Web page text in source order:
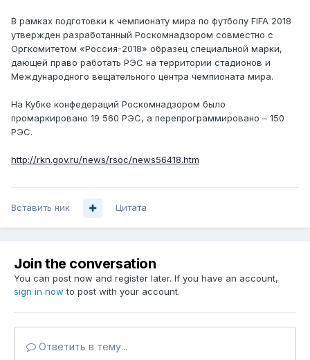
В рамках подготовки к чемпионату мира по футболу FIFA 2018
утвержден разработанный Роскомнадзором совместно с
Оргкомитетом «Россия-2018» образец специальной марки,
дающей право работать РЭС на территории стадионов и
Международного вещательного центра чемпионата мира.
На Кубке конфедераций Роскомнадзором было
промаркировано 19 560 РЭС, а перепрограммировано – 150
РЭС.
http://rkn.gov.ru/news/rsoc/news56418.htm
Вставить ник Цитата
Join the conversation
You can post now and register later. If you have an account,
sign in now to post with your account.
Ответить в тему...